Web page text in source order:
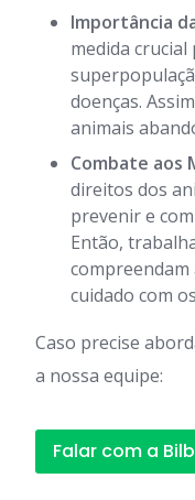
Importância
medida
doenças.
animais
Combate aos
direitos dos
prevenir e
Então,
cuidado com
Caso precise
a nossa equipe:
Falar com a